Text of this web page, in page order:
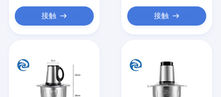
製品
企業情報
接触 接触